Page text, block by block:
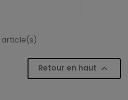
article(s)
Retour en haut 